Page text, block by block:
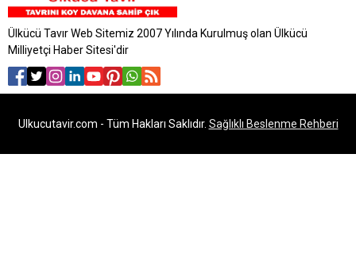
Ülkücü Tavır Web Sitemiz 2007 Yılında Kurulmuş olan Ülkücü
Milliyetçi Haber Sitesi'dir
Ulkucutavir.com - Tüm Hakları Saklıdır. Sağlıklı Beslenme Rehberi